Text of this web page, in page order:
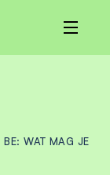
BE: WAT MAG JE